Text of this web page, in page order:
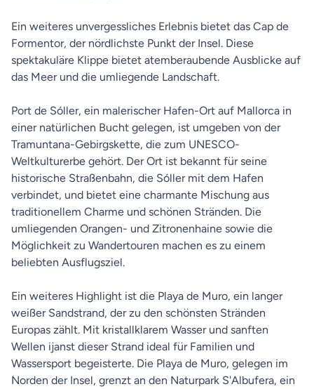
Ein weiteres unvergessliches Erlebnis bietet das Cap de
Formentor, der nördlichste Punkt der Insel. Diese
spektakuläre Klippe bietet atemberaubende Ausblicke auf
das Meer und die umliegende Landschaft.
Port de Sóller, ein malerischer Hafen-Ort auf Mallorca in
einer natürlichen Bucht gelegen, ist umgeben von der
Tramuntana-Gebirgskette, die zum UNESCO-
Weltkulturerbe gehört. Der Ort ist bekannt für seine
historische Straßenbahn, die Sóller mit dem Hafen
verbindet, und bietet eine charmante Mischung aus
traditionellem Charme und schönen Stränden. Die
umliegenden Orangen- und Zitronenhaine sowie die
Möglichkeit zu Wandertouren machen es zu einem
beliebten Ausflugsziel.
Ein weiteres Highlight ist die Playa de Muro, ein langer
weißer Sandstrand, der zu den schönsten Stränden
Europas zählt. Mit kristallklarem Wasser und sanften
Wellen ijanst dieser Strand ideal für Familien und
Wassersport begeisterte. Die Playa de Muro, gelegen im
Norden der Insel, grenzt an den Naturpark S'Albufera, ein